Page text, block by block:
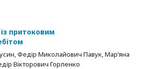
притоковим
Федір Миколайович Павук, Мар’яна
Вікторович Горленко